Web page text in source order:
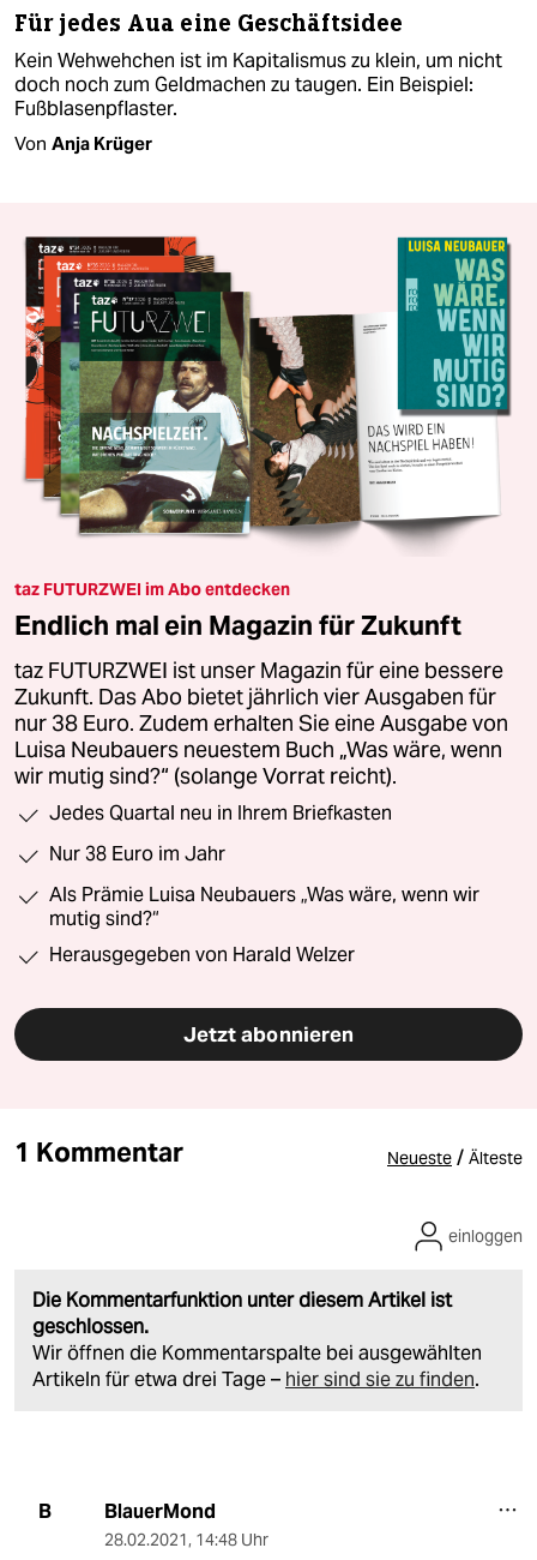
Für jedes Aua eine Geschäftsidee
Kein Wehwehchen ist im Kapitalismus zu klein, um nicht
doch noch zum Geldmachen zu taugen. Ein Beispiel:
Fußblasenpflaster.
Von Anja Krüger
taz FUTURZWEI im Abo entdecken
Endlich mal ein Magazin für Zukunft
taz FUTURZWEI ist unser Magazin für eine bessere
Zukunft. Das Abo bietet jährlich vier Ausgaben für
nur 38 Euro. Zudem erhalten Sie eine Ausgabe von
Luisa Neubauers neuestem Buch „Was wäre, wenn
wir mutig sind?“ (solange Vorrat reicht).
Jedes Quartal neu in Ihrem Briefkasten
Nur 38 Euro im Jahr
Als Prämie Luisa Neubauers „Was wäre, wenn wir
mutig sind?“
Herausgegeben von Harald Welzer
Jetzt abonnieren
1 Kommentar Neueste / Älteste
Die Kommentarfunktion unter diesem Artikel ist
geschlossen.
Wir öffnen die Kommentarspalte bei ausgewählten
Artikeln für etwa drei Tage – hier sind sie zu finden.
einloggen
B BlauerMond
28.02.2021, 14:48 Uhr